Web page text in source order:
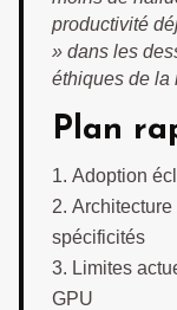
productivité
» dans les
éthiques de la
Plan
Adoption
Architecture
spécificités
Limites
GPU